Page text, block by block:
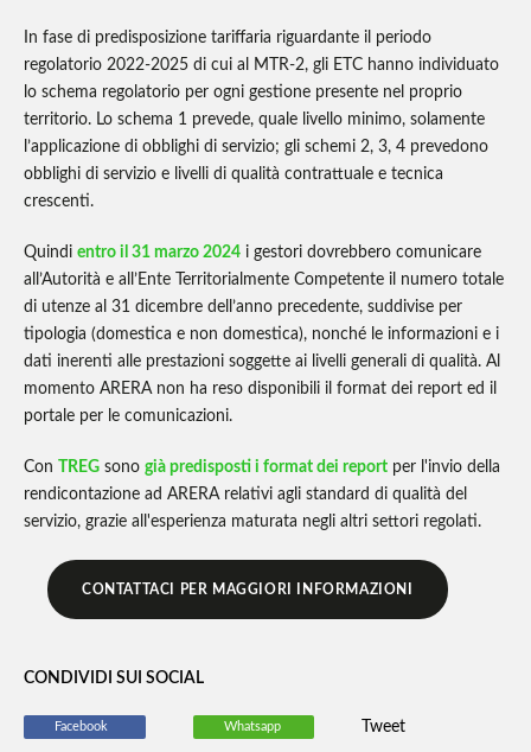
In fase di predisposizione tariffaria riguardante il periodo
regolatorio 2022-2025 di cui al MTR-2, gli ETC hanno individuato
lo schema regolatorio per ogni gestione presente nel proprio
territorio. Lo schema 1 prevede, quale livello minimo, solamente
l’applicazione di obblighi di servizio; gli schemi 2, 3, 4 prevedono
obblighi di servizio e livelli di qualità contrattuale e tecnica
crescenti.
Quindi entro il 31 marzo 2024 i gestori dovrebbero comunicare
all’Autorità e all’Ente Territorialmente Competente il numero totale
di utenze al 31 dicembre dell’anno precedente, suddivise per
tipologia (domestica e non domestica), nonché le informazioni e i
dati inerenti alle prestazioni soggette ai livelli generali di qualità. Al
momento ARERA non ha reso disponibili il format dei report ed il
portale per le comunicazioni.
Con TREG sono già predisposti i format dei report per l'invio della
rendicontazione ad ARERA relativi agli standard di qualità del
servizio, grazie all'esperienza maturata negli altri settori regolati.
CONTATTACI PER MAGGIORI INFORMAZIONI
CONDIVIDI SUI SOCIAL
Facebook Whatsapp Tweet